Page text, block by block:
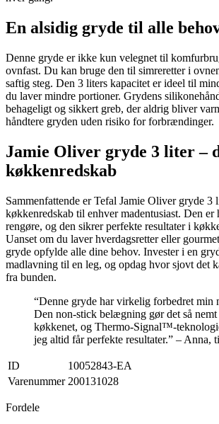
En alsidig gryde til alle
Denne gryde er ikke kun velegnet til
ovnfast. Du kan bruge den til simreretter i
saftig steg. Den 3 liters kapacitet er ideel til
du laver mindre portioner. Grydens
behageligt og sikkert greb, der aldrig bliver
håndtere gryden uden risiko for forbrændinger.
Jamie Oliver gryde 3 liter –
køkkenredskab
Sammenfattende er Tefal Jamie Oliver gryde 3
køkkenredskab til enhver madentusiast. Den er
rengøre, og den sikrer perfekte resultater i
Uanset om du laver hverdagsretter eller
gryde opfylde alle dine behov. Invester i en
madlavning til en leg, og opdag hvor sjovt det
fra bunden.
“Denne gryde har virkelig forbedret min
Den non-stick belægning gør det så nemt
køkkenet, og Thermo-Signal™-
jeg altid får perfekte resultater.” – Anna,
ID
10052843-EA
Varenummer 200131028
Fordele